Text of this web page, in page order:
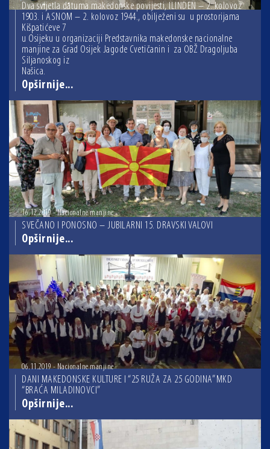
Dva svijetla datuma makedonske povijesti, ILINDEN – 2. kolovoz
1903. i ASNOM – 2. kolovoz 1944., obilježeni su u prostorijama
Kišpatićeve 7
u Osijeku u organizaciji Predstavnika makedonske nacionalne
manjine za Grad Osijek Jagode Cvetičanin i za OBŽ Dragoljuba
Siljanoskog iz
Našica.
Opširnije...
16.12.2019 - Nacionalne manjine
SVEČANO I PONOSNO – JUBILARNI 15. DRAVSKI VALOVI
Opširnije...
06.11.2019 - Nacionalne manjine
DANI MAKEDONSKE KULTURE I “25 RUŽA ZA 25 GODINA” MKD
“BRAĆA MILADINOVCI”
Opširnije...